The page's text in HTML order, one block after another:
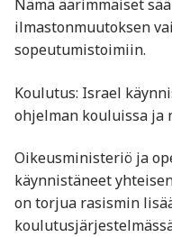
Nämä äärimmäiset
ilmastonmuutoksen
sopeutumistoimiin. ​
Koulutus: Israel
ohjelman kouluissa ja
Oikeusministeriö ja
käynnistäneet
on torjua rasismin